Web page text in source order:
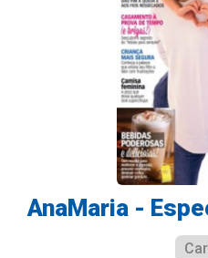
AnaMaria -